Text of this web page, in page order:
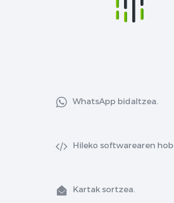
WhatsApp bidaltzea.
Hileko softwarearen
Kartak sortzea.